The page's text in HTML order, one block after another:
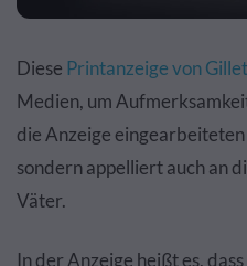
Diese Printanzeige von
Medien, um
die Anzeige
sondern appelliert auch an
Väter.
In der Anzeige heißt es,